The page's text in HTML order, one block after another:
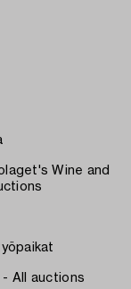
Wine and
- All auctions